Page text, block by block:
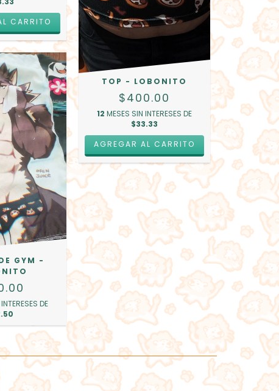
CARRITO
TOP - LOBONITO
$400.00
12 MESES SIN INTERESES DE
$33.33
AGREGAR AL CARRITO
GYM -
DE